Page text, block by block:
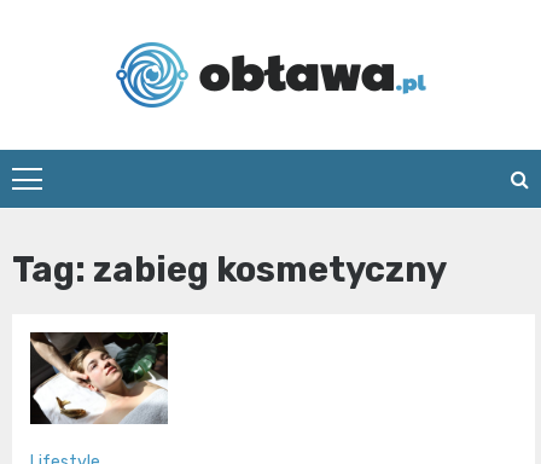
Oblawa.pl
Tag: zabieg kosmetyczny